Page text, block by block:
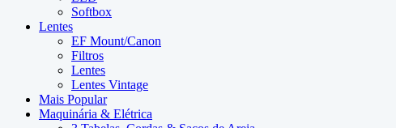
Softbox
Lentes
EF Mount/Canon
Filtros
Lentes
Lentes Vintage
Mais Popular
Maquinária & Elétrica